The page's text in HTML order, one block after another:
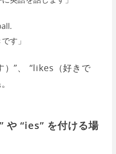
す」
）”、 “likes（好きで
や “ies” を付ける場